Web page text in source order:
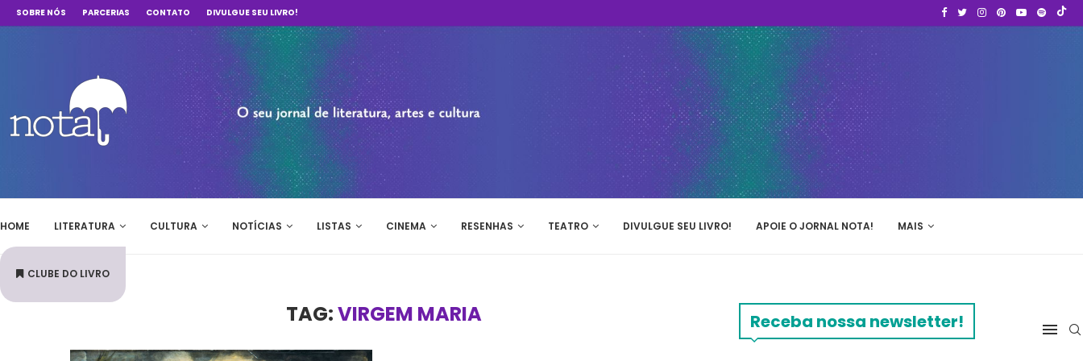
SOBRE NÓS PARCERIAS CONTATO DIVULGUE SEU LIVRO!
HOME LITERATURA CULTURA NOTÍCIAS LISTAS CINEMA RESENHAS TEATRO DIVULGUE SEU LIVRO! APOIE O JORNAL NOTA! MAIS
CLUBE DO LIVRO
TAG:VIRGEM MARIA Receba nossa newsletter!